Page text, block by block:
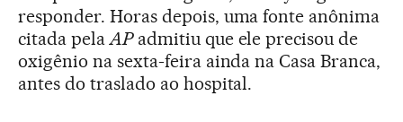
responder. Horas depois, uma fonte anônima
citada pelaAPadmitiu que ele precisou de
oxigênio na sexta-feira ainda na Casa Branca,
antes do traslado ao hospital.